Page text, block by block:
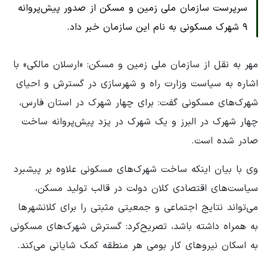
سرپرست سازمان ملی زمین و مسکن از صدور پیش‌پروانه
۹ شهرک مسکونی به نام این سازمان خبر داد.
مهر به نقل از سازمان ملی زمین و مسکن: «ارسلان مالکی» با
اشاره به سیاست وزارت راه و شهرسازی در گسترش و احیای
شهرک‌های مسکونی گفت: برای چهار شهرک در استان فارس،
چهار شهرک در البرز و یک شهرک در یزد پیش‌پروانه ساخت
صادر شده است.
وی با بیان اینکه ساخت شهرک‌های مسکونی علاوه بر پیشبرد
سیاست‌های اقتصادی کلان دولت در قالب تولید مسکن،
می‌تواند نتایج اجتماعی و جمعیتی مثبتی را برای کلانشهرها
به همراه داشته باشد، تصریح‌کرد: گسترش شهرک‌های مسکونی
به اسکان نیروهای کار بومی هر منطقه کمک شایانی می‌کند.